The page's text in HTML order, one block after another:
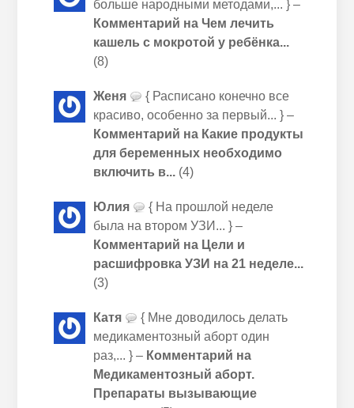
больше народными методами,... } –
Комментарий на Чем лечить
кашель с мокротой у ребёнка...
(8)
Женя
{ Расписано конечно все
красиво, особенно за первый... } –
Комментарий на Какие продукты
для беременных необходимо
включить в...(4)
Юлия
{ На прошлой неделе
была на втором УЗИ... } –
Комментарий на Цели и
расшифровка УЗИ на 21 неделе...
(3)
Катя
{ Мне доводилось делать
медикаментозный аборт один
раз,... } – Комментарий на
Медикаментозный аборт.
Препараты вызывающие